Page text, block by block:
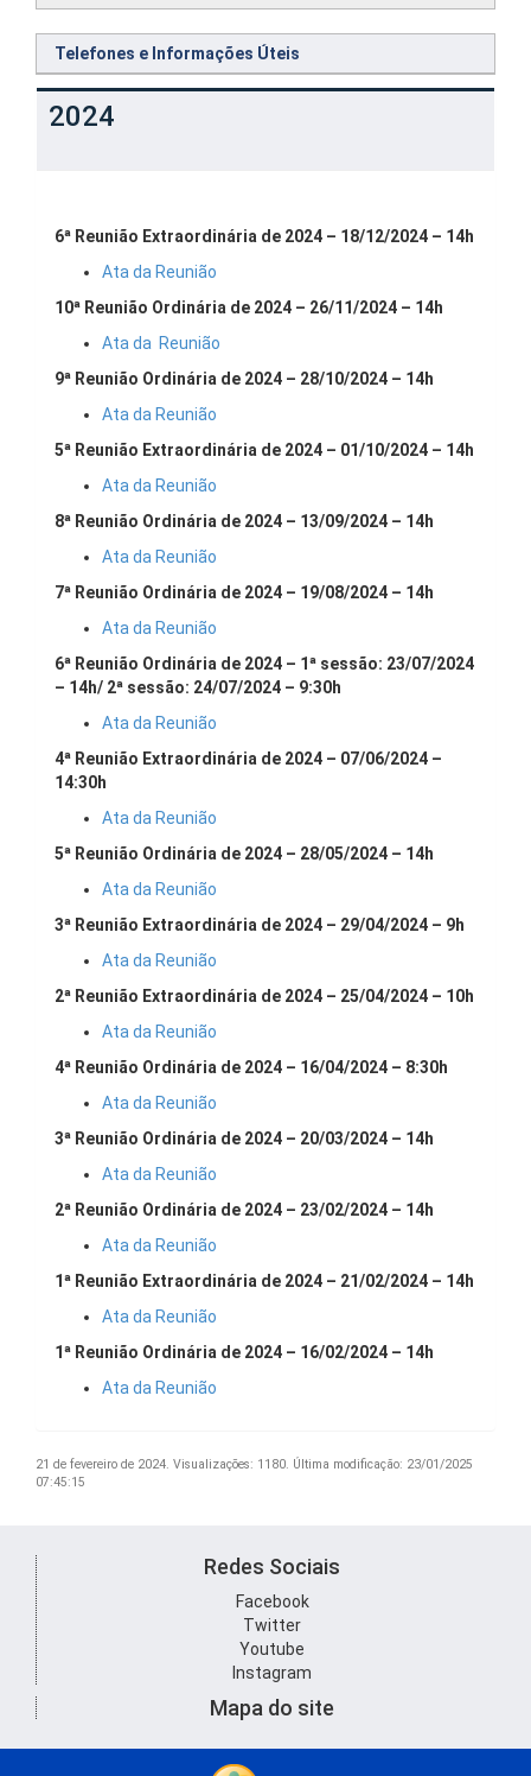
Telefones e Informações Úteis
2024
6ª Reunião Extraordinária de 2024 – 18/12/2024 – 14h
Ata da Reunião
10ª Reunião Ordinária de 2024 – 26/11/2024 – 14h
Ata da Reunião
9ª Reunião Ordinária de 2024 – 28/10/2024 – 14h
Ata da Reunião
5ª Reunião Extraordinária de 2024 – 01/10/2024 – 14h
Ata da Reunião
8ª Reunião Ordinária de 2024 – 13/09/2024 – 14h
Ata da Reunião
7ª Reunião Ordinária de 2024 – 19/08/2024 – 14h
Ata da Reunião
6ª Reunião Ordinária de 2024 – 1ª sessão: 23/07/2024
– 14h/ 2ª sessão: 24/07/2024 – 9:30h
Ata da Reunião
4ª Reunião Extraordinária de 2024 – 07/06/2024 –
14:30h
Ata da Reunião
5ª Reunião Ordinária de 2024 – 28/05/2024 – 14h
Ata da Reunião
3ª Reunião Extraordinária de 2024 – 29/04/2024 – 9h
Ata da Reunião
2ª Reunião Extraordinária de 2024 – 25/04/2024 – 10h
Ata da Reunião
4ª Reunião Ordinária de 2024 – 16/04/2024 – 8:30h
Ata da Reunião
3ª Reunião Ordinária de 2024 – 20/03/2024 – 14h
Ata da Reunião
2ª Reunião Ordinária de 2024 – 23/02/2024 – 14h
Ata da Reunião
1ª Reunião Extraordinária de 2024 – 21/02/2024 – 14h
Ata da Reunião
1ª Reunião Ordinária de 2024 – 16/02/2024 – 14h
Ata da Reunião
21 de fevereiro de 2024. Visualizações: 1180. Última modificação: 23/01/2025
07:45:15
Redes Sociais
Facebook
Twitter
Youtube
Instagram
Mapa do site